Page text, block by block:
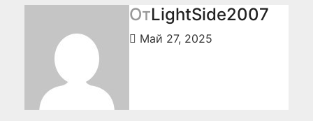
ОтLightSide2007
Май 27, 2025